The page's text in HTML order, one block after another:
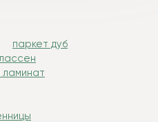
паркет дуб
ламинат